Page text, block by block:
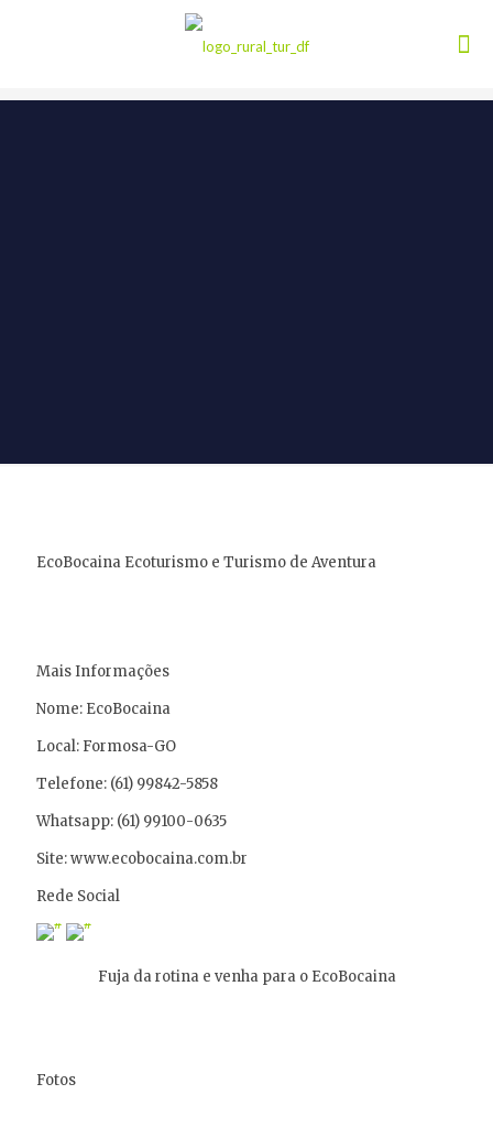
EcoBocaina Ecoturismo e Turismo de Aventura
Mais Informações
Nome: EcoBocaina
Local: Formosa-GO
Telefone: (61) 99842-5858
Whatsapp: (61) 99100-0635
Site: www.ecobocaina.com.br
Rede Social
Fuja da rotina e venha para o EcoBocaina
Fotos